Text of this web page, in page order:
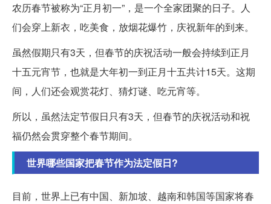
农历春节被称为“正月初一”，是一个全家团聚的日子。人
们会穿上新衣，吃美食，放烟花爆竹，庆祝新年的到来。
虽然假期只有3天，但春节的庆祝活动一般会持续到正月
十五元宵节，也就是大年初一到正月十五共计15天。这期
间，人们还会观赏花灯、猜灯谜、吃元宵等。
所以，虽然法定节假日只有3天，但春节的庆祝活动和祝
福仍然会贯穿整个春节期间。
世界哪些国家把春节作为法定假日?
目前，世界上已有中国、新加坡、越南和韩国等国家将春